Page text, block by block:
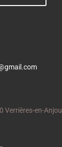
Verrières-en-Anjou